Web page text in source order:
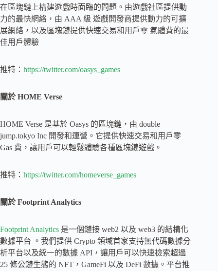
在區塊鏈上構建遊戲時面臨的問題。由遊戲社區提供動
力的最快網絡，由 AAA 級 遊戲開發商提供動力的可擴
展網絡，以及區塊鏈提供快速交易和用戶零 氣體費的最
佳用戶體驗
推特： https://twitter.com/oasys_games
關於 HOME Verse
HOME Verse 是基於 Oasys 的區塊鏈，由 double
jump.tokyo Inc 開發和運營。它提供快速交易和用戶零
Gas 費，讓用戶可以輕鬆體驗各種區塊鏈遊戲。
推特： https://twitter.com/homeverse_games
關於 Footprint Analytics
Footprint Analytics 是一個鏈接 web2 以及 web3 的結構化
數據平台 。我們提供 Crypto 領域首家支持無代碼數據分
析平台以及統一的數據 API，讓用戶可以快速檢索超過
25 條公鏈生態的 NFT，GameFi 以及 DeFi 數據。平台推